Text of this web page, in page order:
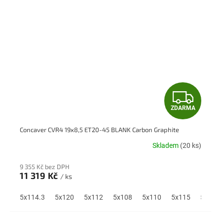
Z
D
A
A
ZDARMA
Concaver CVR4 19x8,5 ET20-45 BLANK Carbon Graphite
Skladem (20 ks)
9 355 Kč bez DPH
11 319 Kč / ks
5x114.3 5x120 5x112 5x108 5x110 5x115 5x118